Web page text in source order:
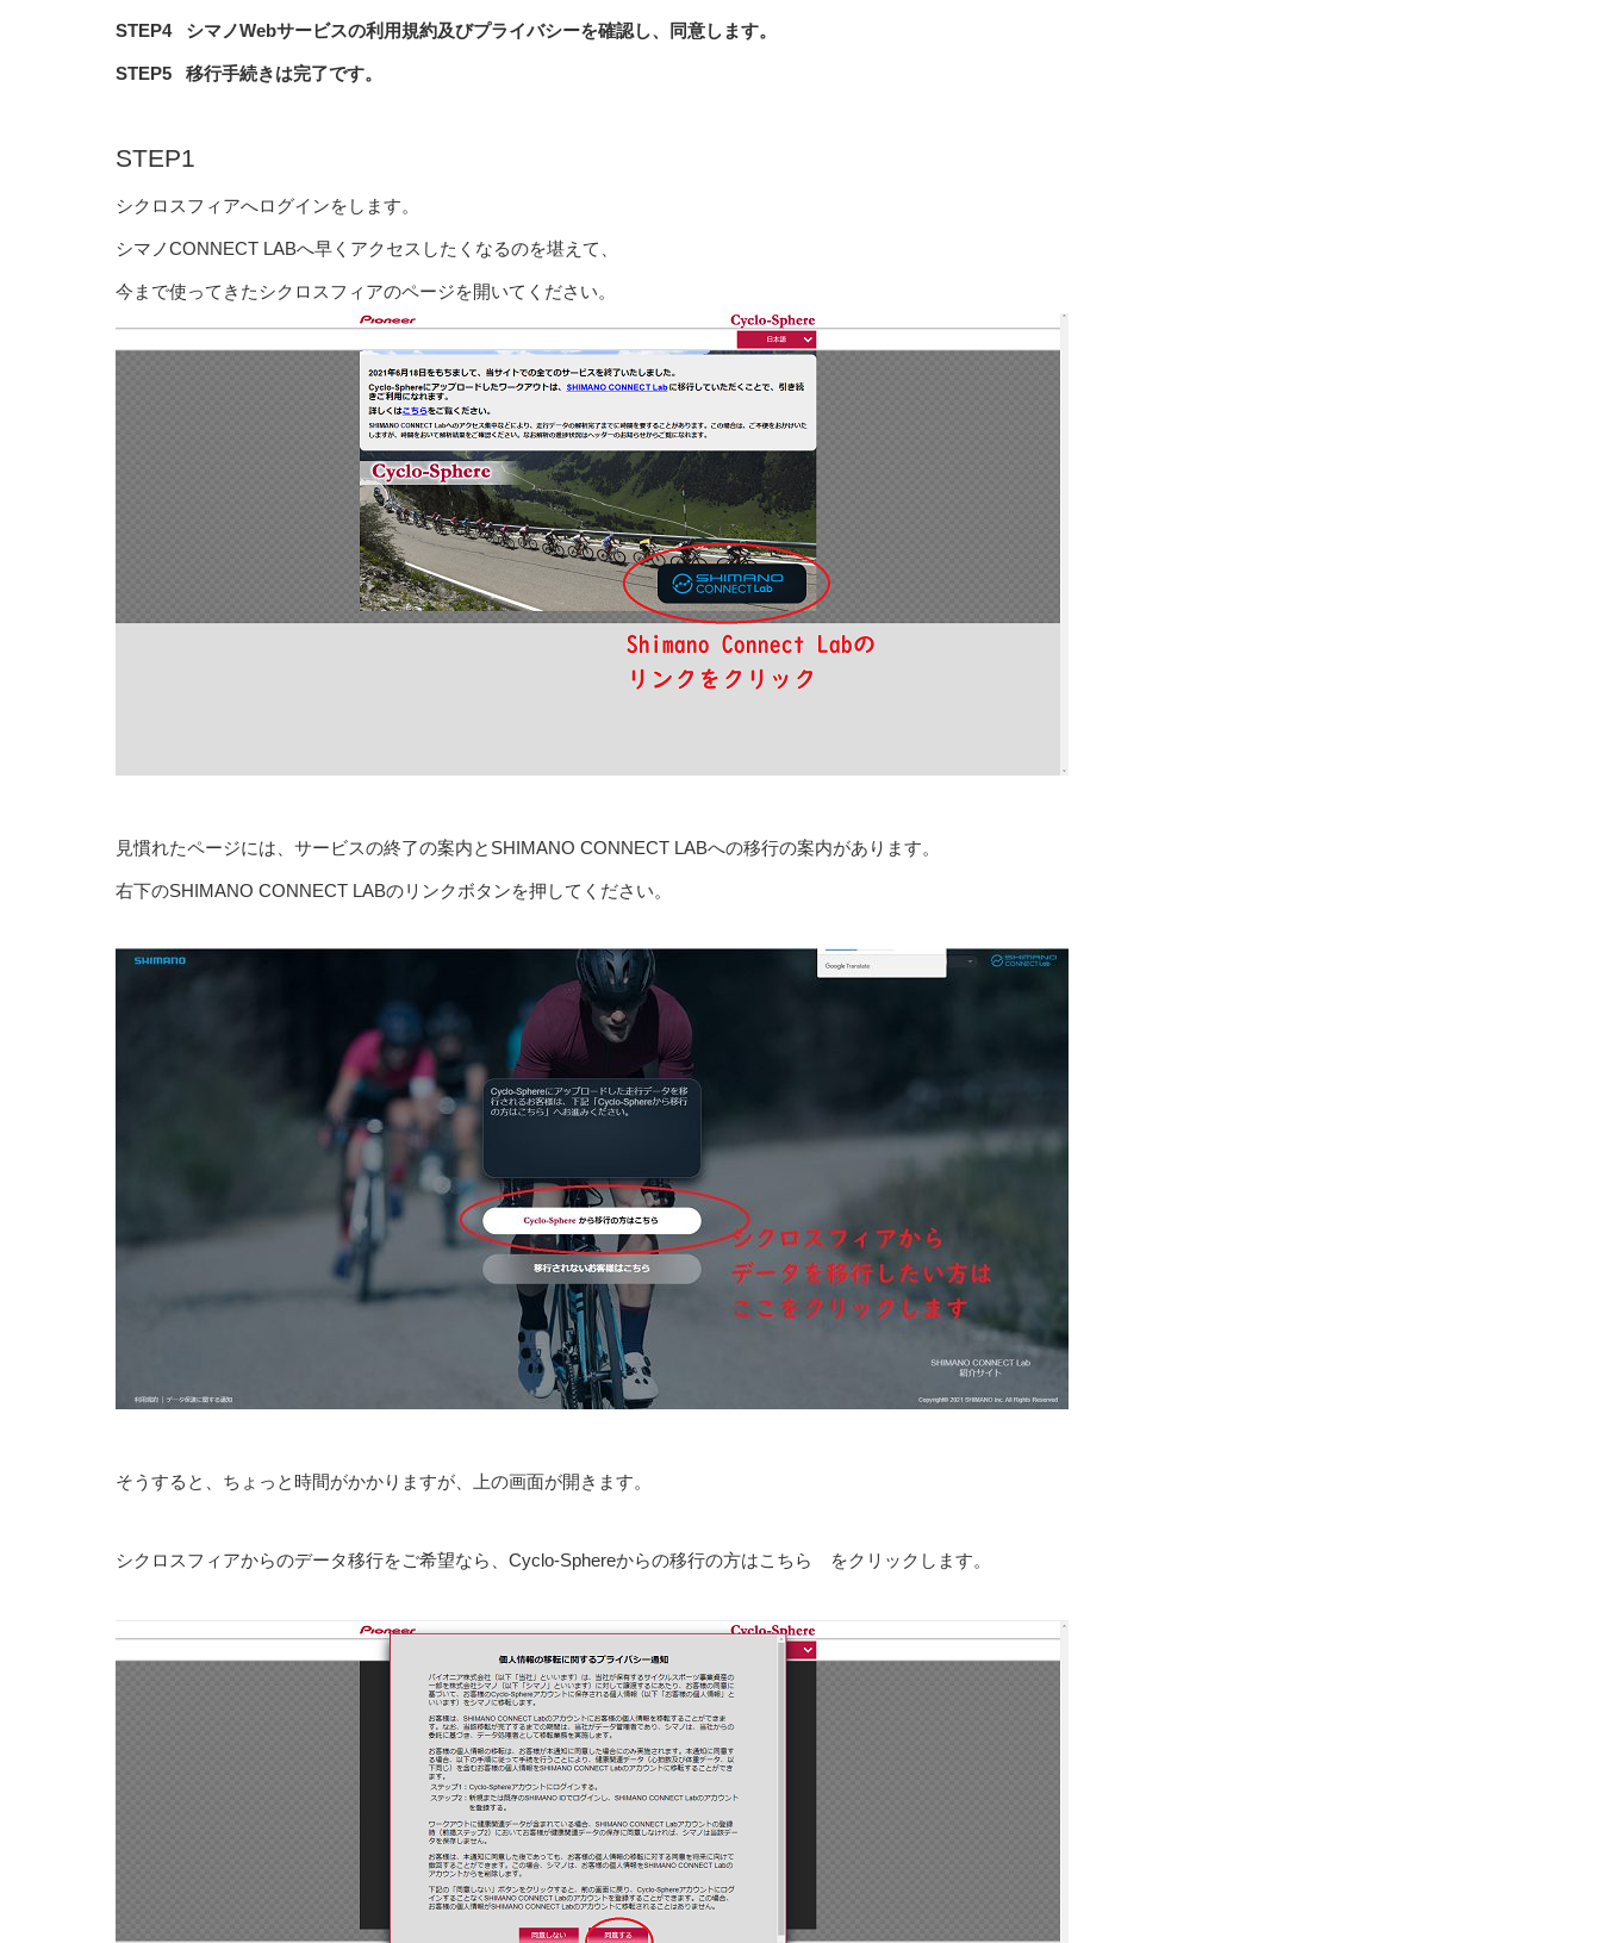
STEP4 シマノWebサービスの利用規約及びプライバシーを確認し、同意します。
STEP5 移行手続きは完了です。
STEP1
シクロスフィアへログインをします。
シマノCONNECT LABへ早くアクセスしたくなるのを堪えて、
今まで使ってきたシクロスフィアのページを開いてください。
見慣れたページには、サービスの終了の案内とSHIMANO CONNECT LABへの移行の案内があります。
右下のSHIMANO CONNECT LABのリンクボタンを押してください。
そうすると、ちょっと時間がかかりますが、上の画面が開きます。
シクロスフィアからのデータ移行をご希望なら、Cyclo-Sphereからの移行の方はこちら をクリックします。